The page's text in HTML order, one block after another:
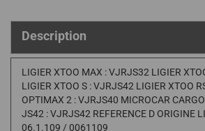
Description
LIGIER XTOO MAX : VJRJS32 LIGIER
LIGIER XTOO S : VJRJS42 LIGIER XTOO
OPTIMAX 2 : VJRJS40 MICROCAR
JS42 : VJRJS42 REFERENCE D ORIGINE
06.1.109 / 0061109